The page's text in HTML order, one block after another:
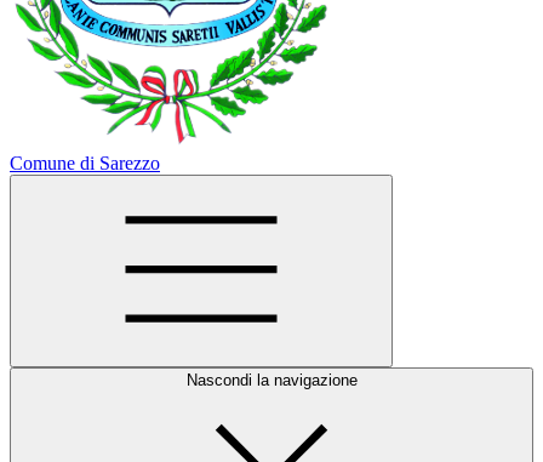
Comune di Sarezzo
Nascondi la navigazione